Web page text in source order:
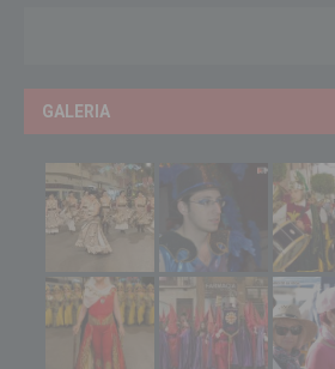
GALERIA